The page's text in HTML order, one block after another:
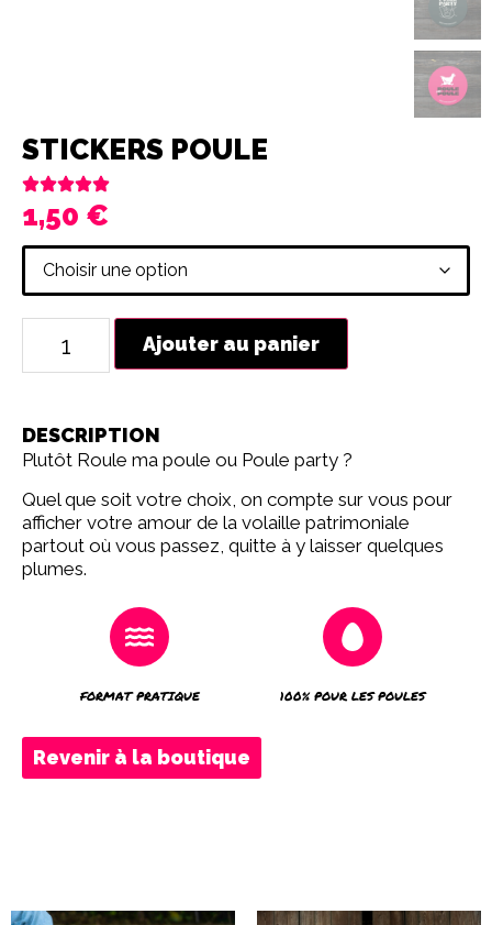
STICKERS POULE
1,50 €
Ajouter au panier
DESCRIPTION
Plutôt Roule ma poule ou Poule party ?
Quel que soit votre choix, on compte sur vous pour
afficher votre amour de la volaille patrimoniale
partout où vous passez, quitte à y laisser quelques
plumes.
FORMAT PRATIQUE 100% POUR LES POULES
Revenir à la boutique